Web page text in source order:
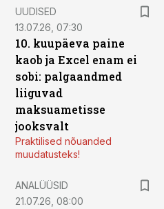
UUDISED
13.07.26, 07:30
10. kuupäeva paine
kaob ja Excel enam ei
sobi: palgaandmed
liiguvad
maksuametisse
jooksvalt
Praktilised nõuanded
muudatusteks!
ANALÜÜSID
21.07.26, 08:00